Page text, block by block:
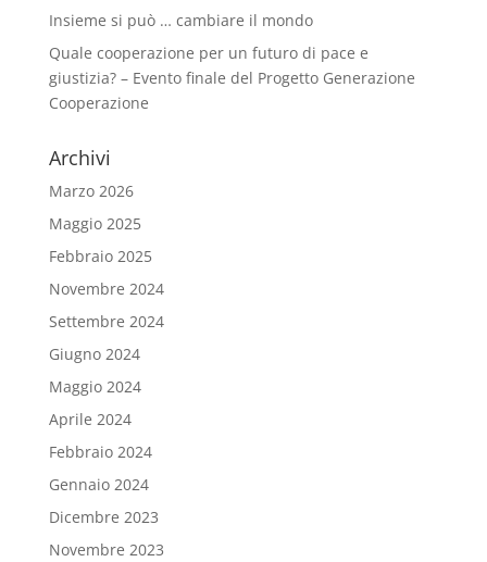
Insieme si può … cambiare il mondo
Quale cooperazione per un futuro di pace e
giustizia? – Evento finale del Progetto Generazione
Cooperazione
Archivi
Marzo 2026
Maggio 2025
Febbraio 2025
Novembre 2024
Settembre 2024
Giugno 2024
Maggio 2024
Aprile 2024
Febbraio 2024
Gennaio 2024
Dicembre 2023
Novembre 2023